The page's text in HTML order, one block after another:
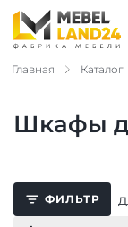
Главная Каталог
Шкафы
ФИЛЬТР